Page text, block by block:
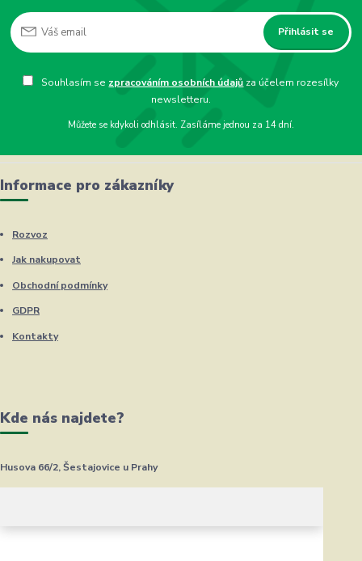
Přihlásit se
Souhlasím se zpracováním osobních údajů za účelem rozesílky
newsletteru.
Můžete se kdykoli odhlásit. Zasíláme jednou za 14 dní.
Informace pro zákazníky
Rozvoz
Jak nakupovat
Obchodní podmínky
GDPR
Kontakty
Kde nás najdete?
Husova 66/2, Šestajovice u Prahy